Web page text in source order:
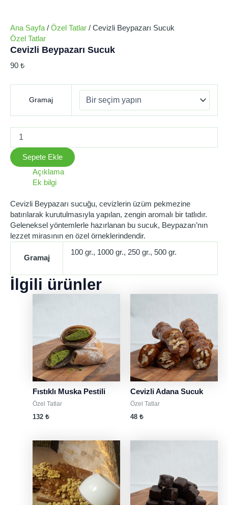
Ana Sayfa / Özel Tatlar / Cevizli Beypazarı Sucuk
Özel Tatlar
Cevizli Beypazarı Sucuk
90 ₺
Gramaj
Sepete Ekle
Açıklama
Ek bilgi
Cevizli Beypazarı sucuğu, cevizlerin üzüm pekmezine
batırılarak kurutulmasıyla yapılan, zengin aromalı bir tatlıdır.
Geleneksel yöntemlerle hazırlanan bu sucuk, Beypazarı’nın
lezzet mirasının en özel örneklerindendir.
Gramaj
100 gr., 1000 gr., 250 gr., 500 gr.
İlgili ürünler
Fıstıklı Muska Pestili
Özel Tatlar
132 ₺
Cevizli Adana Sucuk
Özel Tatlar
48 ₺